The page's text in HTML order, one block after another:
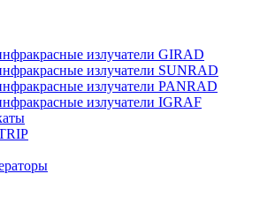
излучатели GIRAD
излучатели SUNRAD
излучатели PANRAD
излучатели IGRAF